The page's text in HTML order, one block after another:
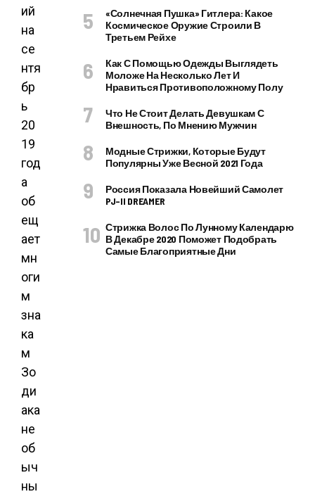
ий
на
се
нтя
бр
ь
20
19
год
а
об
ещ
ает
мн
оги
м
зна
ка
м
Зо
ди
ака
не
об
ыч
ны
«Солнечная Пушка» Гитлера: Какое
Космическое Оружие Строили В
Третьем Рейхе
Как С Помощью Одежды Выглядеть
Моложе На Несколько Лет И
Нравиться Противоположному Полу
Что Не Стоит Делать Девушкам С
Внешность, По Мнению Мужчин
Модные Стрижки, Которые Будут
Популярны Уже Весной 2021 Года
Россия Показала Новейший Самолет
PJ–II DREAMER
Стрижка Волос По Лунному Календарю
В Декабре 2020 Поможет Подобрать
Самые Благоприятные Дни